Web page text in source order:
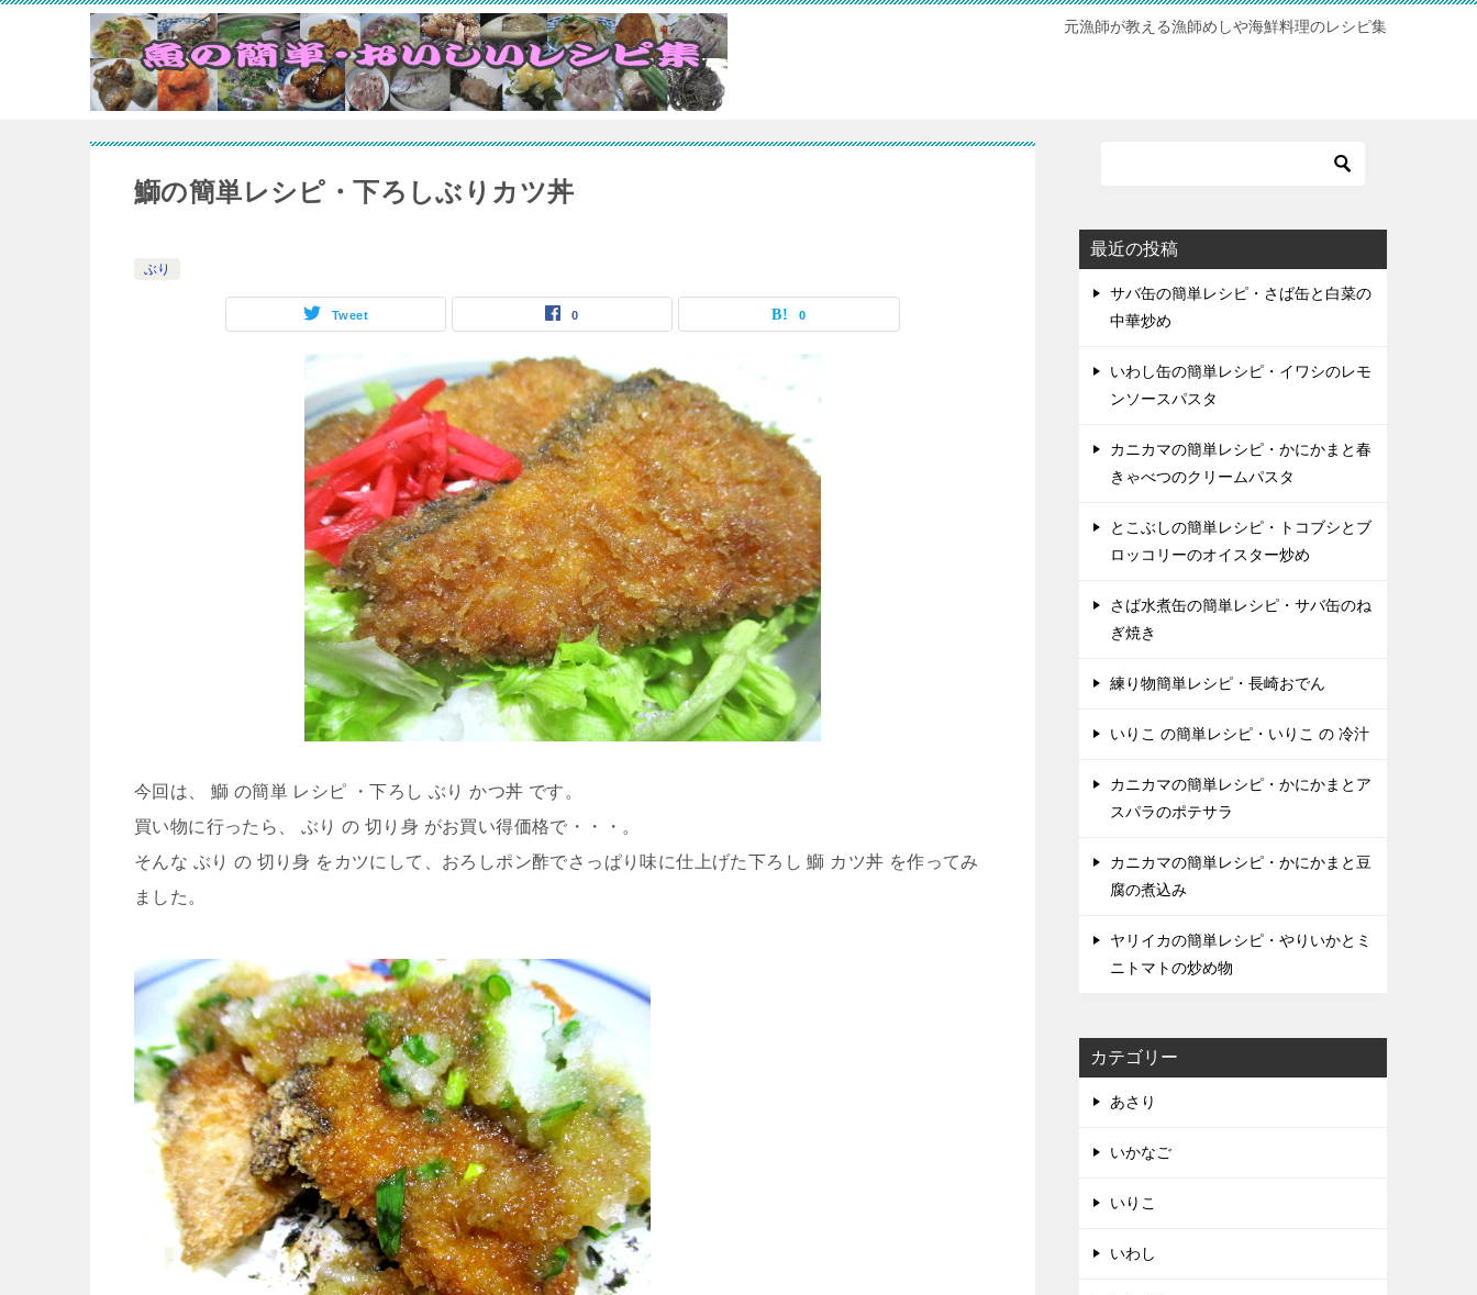
元漁師が教える漁師めしや海鮮料理のレシピ集
鰤の簡単レシピ・下ろしぶりカツ丼
ぶり
Tweet 0 0
今回は、 鰤 の簡単 レシピ ・下ろし ぶり かつ丼 です。
買い物に行ったら、 ぶり の 切り身 がお買い得価格で・・・。
そんな ぶり の 切り身 をカツにして、おろしポン酢でさっぱり味に仕上げた下ろし 鰤 カツ丼 を作ってみ
ました。
最近の投稿
サバ缶の簡単レシピ・さば缶と白菜の
中華炒め
いわし缶の簡単レシピ・イワシのレモ
ンソースパスタ
カニカマの簡単レシピ・かにかまと春
きゃべつのクリームパスタ
とこぶしの簡単レシピ・トコブシとブ
ロッコリーのオイスター炒め
さば水煮缶の簡単レシピ・サバ缶のね
ぎ焼き
練り物簡単レシピ・長崎おでん
いりこ の簡単レシピ・いりこ の 冷汁
カニカマの簡単レシピ・かにかまとア
スパラのポテサラ
カニカマの簡単レシピ・かにかまと豆
腐の煮込み
ヤリイカの簡単レシピ・やりいかとミ
ニトマトの炒め物
カテゴリー
あさり
いかなご
いりこ
いわし